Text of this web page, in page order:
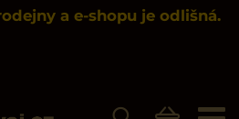
a e-shopu je odlišná.